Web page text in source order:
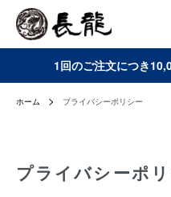
1回のご注文につき
ホーム プライバシーポリシー
プライバシーポ